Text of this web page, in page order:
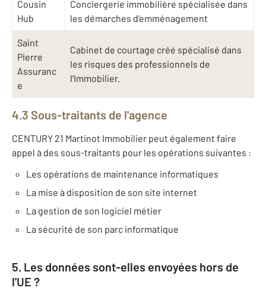
Cousin
Hub
Conciergerie immobilière spécialisée dans
les démarches d’emménagement
Saint
Pierre
Assuranc
e
Cabinet de courtage créé spécialisé dans
les risques des professionnels de
l'Immobilier.
4.3 Sous-traitants de l'agence
CENTURY 21 Martinot Immobilier peut également faire
appel à des sous-traitants pour les opérations suivantes :
Les opérations de maintenance informatiques
La mise à disposition de son site internet
La gestion de son logiciel métier
La sécurité de son parc informatique
5. Les données sont-elles envoyées hors de
l'UE ?